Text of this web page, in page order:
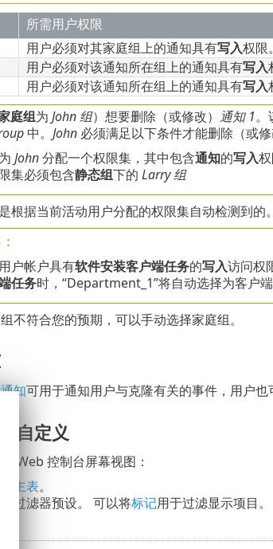
所需用户权限
用户必须对其家庭组上的通知具有写入权限
用户必须对该通知所在组上的通知具有写入
用户必须对该通知所在组上的通知具有写入
庭组为 John 组）想要删除（或修改） 通知 1。
中。 John必须满足以下条件才能删除（或修
John分配一个权限集，其中包含通知的写入
集必须包含静态组下的 Larry 组
根据当前活动用户分配的权限集自动检测到的。
户帐户具有软件安装客户端任务的写入访问权
任务时，“Department_1”将自动选择为客户
不符合您的预期，可以手动选择家庭组。
知可用于通知用户与克隆有关的事件，用户也
自定义
Web 控制台屏幕视图：
主表。
和过滤器预设。 可以将标记用于过滤显示项目。